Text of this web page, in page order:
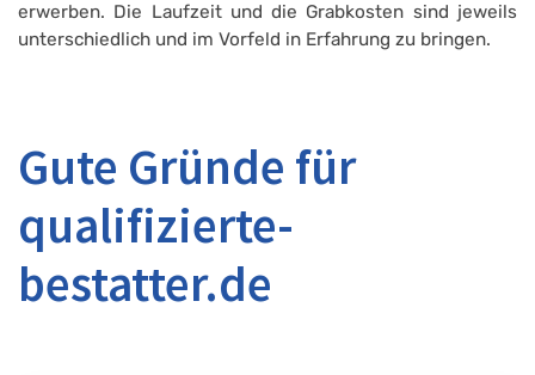
erwerben. Die Laufzeit und die Grabkosten sind jeweils
unterschiedlich und im Vorfeld in Erfahrung zu bringen.
Gute Gründe für
qualifizierte-
bestatter.de